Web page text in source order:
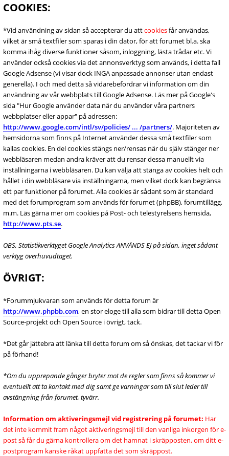
COOKIES:
*Vid användning av sidan så accepterar du attcookiesfår användas,
vilket är små textfiler som sparas i din dator, för att forumet bl.a. ska
komma ihåg diverse funktioner såsom, inloggning, lästa trådar etc. Vi
använder också cookies via det annonsverktyg som används, i detta fall
Google Adsense (vi visar dock INGA anpassade annonser utan endast
generella). I och med detta så vidarebefordrar vi information om din
användning av vår webbplats till Google Adsense. Läs mer på Google's
sida "Hur Google använder data när du använder våra partners
webbplatser eller appar" på adressen:
http://www.google.com/intl/sv/policies/ ... /partners/. Majoriteten av
hemsidorna som finns på Internet använder dessa små textfiler som
kallas cookies. En del cookies stängs ner/rensas när du själv stänger ner
webbläsaren medan andra kräver att du rensar dessa manuellt via
inställningarna i webbläsaren. Du kan välja att stänga av cookies helt och
hållet i din webbläsare via inställningarna, men vilket dock kan begränsa
ett par funktioner på forumet. Alla cookies är sådant som är standard
med det forumprogram som används för forumet (phpBB), forumtillägg,
m.m. Läs gärna mer om cookies på Post- och telestyrelsens hemsida,
http://www.pts.se.
OBS, Statistikverktyget Google Analytics ANVÄNDS EJ på sidan, inget sådant
verktyg överhuvudtaget.
ÖVRIGT:
*Forummjukvaran som används för detta forum är
http://www.phpbb.com, en stor eloge till alla som bidrar till detta Open
Source-projekt och Open Source i övrigt, tack.
*Det går jättebra att länka till detta forum om så önskas, det tackar vi för
på förhand!
*Om du upprepande gånger bryter mot de regler som finns så kommer vi
eventuellt att ta kontakt med dig samt ge varningar som till slut leder till
avstängning från forumet, tyvärr.
Information om aktiveringsmejl vid registrering på forumet: Har
det inte kommit fram något aktiveringsmejl till den vanliga inkorgen för e-
post så får du gärna kontrollera om det hamnat i skräpposten, om ditt e-
postprogram kanske råkat uppfatta det som skräppost.